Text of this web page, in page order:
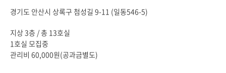
경기도 안산시 상록구 첨성길 9-11 (일동546-5)
지상 3층 / 총 13호실
1호실 모집중
관리비 60,000원(공과금별도)